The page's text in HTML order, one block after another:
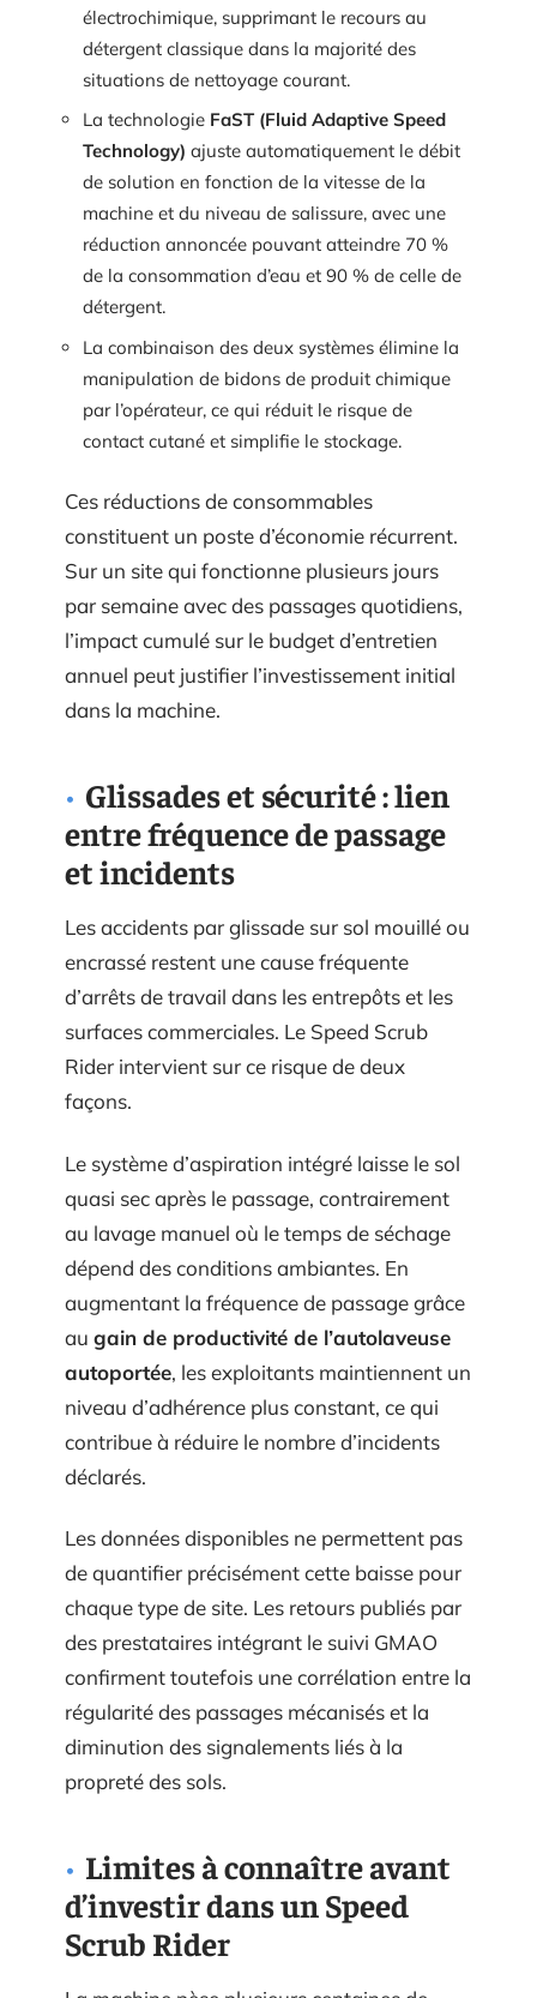
électrochimique, supprimant le recours au
détergent classique dans la majorité des
situations de nettoyage courant.
La technologie FaST (Fluid Adaptive Speed
Technology) ajuste automatiquement le débit
de solution en fonction de la vitesse de la
machine et du niveau de salissure, avec une
réduction annoncée pouvant atteindre 70 %
de la consommation d’eau et 90 % de celle de
détergent.
La combinaison des deux systèmes élimine la
manipulation de bidons de produit chimique
par l’opérateur, ce qui réduit le risque de
contact cutané et simplifie le stockage.
Ces réductions de consommables
constituent un poste d’économie récurrent.
Sur un site qui fonctionne plusieurs jours
par semaine avec des passages quotidiens,
l’impact cumulé sur le budget d’entretien
annuel peut justifier l’investissement initial
dans la machine.
Glissades et sécurité : lien
entre fréquence de passage
et incidents
Les accidents par glissade sur sol mouillé ou
encrassé restent une cause fréquente
d’arrêts de travail dans les entrepôts et les
surfaces commerciales. Le Speed Scrub
Rider intervient sur ce risque de deux
façons.
Le système d’aspiration intégré laisse le sol
quasi sec après le passage, contrairement
au lavage manuel où le temps de séchage
dépend des conditions ambiantes. En
augmentant la fréquence de passage grâce
au gain de productivité de l’autolaveuse
autoportée, les exploitants maintiennent un
niveau d’adhérence plus constant, ce qui
contribue à réduire le nombre d’incidents
déclarés.
Les données disponibles ne permettent pas
de quantifier précisément cette baisse pour
chaque type de site. Les retours publiés par
des prestataires intégrant le suivi GMAO
confirment toutefois une corrélation entre la
régularité des passages mécanisés et la
diminution des signalements liés à la
propreté des sols.
Limites à connaître avant
d’investir dans un Speed
Scrub Rider